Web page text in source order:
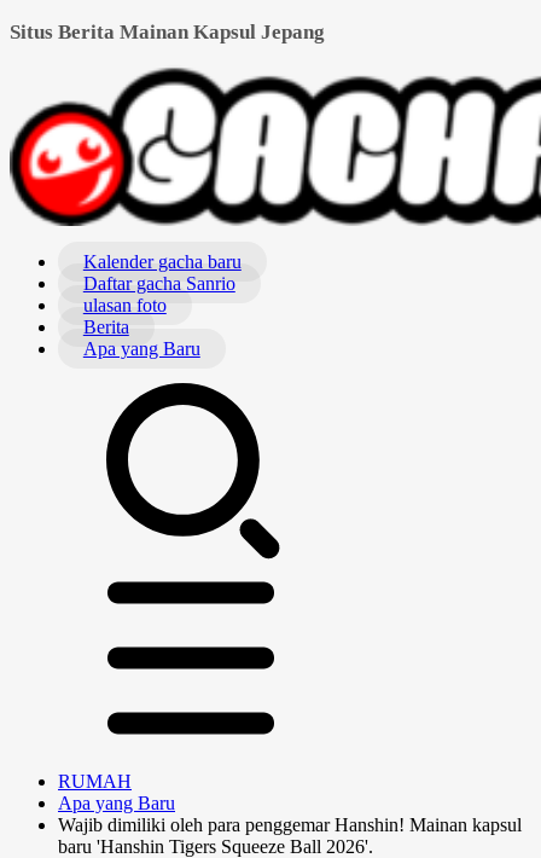
Situs Berita Mainan Kapsul Jepang
Kalender gacha baru
Daftar gacha Sanrio
ulasan foto
Berita
Apa yang Baru
RUMAH
Apa yang Baru
Wajib dimiliki oleh para penggemar Hanshin! Mainan kapsul
baru 'Hanshin Tigers Squeeze Ball 2026'.